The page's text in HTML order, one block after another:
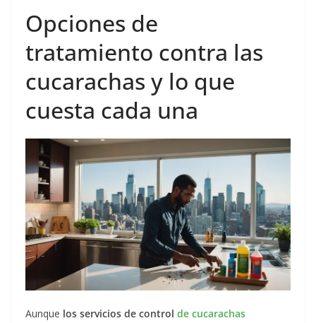
Opciones de
tratamiento contra las
cucarachas y lo que
cuesta cada una
Aunque los servicios de control de cucarachas